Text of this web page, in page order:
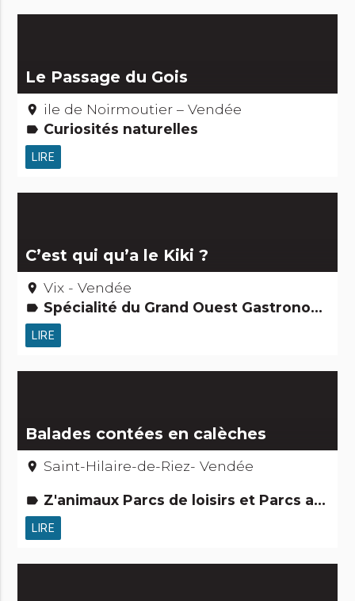
Le Passage du Gois
place ile de Noirmoutier – Vendée
label Curiosités naturelles
LIRE
C’est qui qu’a le Kiki ?
place Vix - Vendée
label Spécialité du Grand Ouest Gastronomie [à boire] Gens d'ici Petits métiers
LIRE
Balades contées en calèches
place Saint-Hilaire-de-Riez- Vendée
label Z'animaux Parcs de loisirs et Parcs animaliers Jardins, activités de découverte et de loisirs Routes & chemins Activités touristiques, sportives, culturelles
LIRE